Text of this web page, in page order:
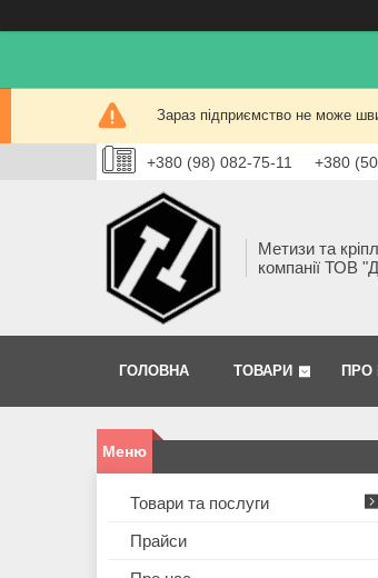
Зараз підприємство не може
+380 (98) 082-75-11 +380
Метизи та
компанії ТОВ
ГОЛОВНА ТОВАРИ ПРО
Товари та послуги
Прайси